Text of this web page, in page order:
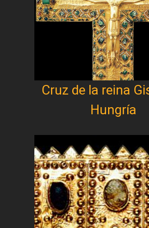
Cruz de la reina
Hungría